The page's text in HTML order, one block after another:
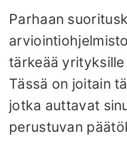
Parhaan
tärkeää
Tässä on joitain
jotka auttavat
perustuvan